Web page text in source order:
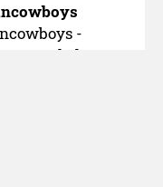
-
[at]